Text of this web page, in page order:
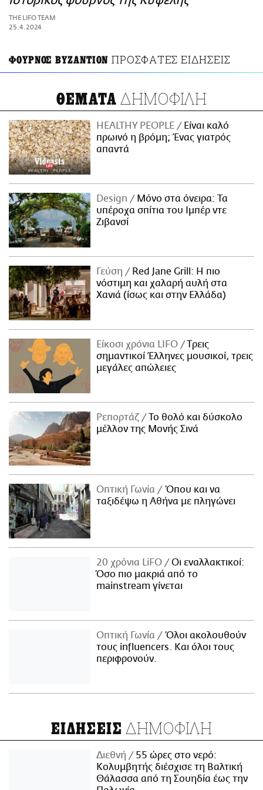
ΑΜΠΑ
PRINT
THE LIFO TEAM
25.4.2024
ΦΟΥΡΝΟΣ ΒΥΖΑΝΤΙΟΝ ΠΡΟΣΦΑΤΕΣ ΕΙΔΗΣΕΙΣ
ΘΕΜΑΤΑ ΔΗΜΟΦΙΛΗ
HEALTHY PEOPLE
Είναι καλό
πρωινό η βρόμη; Ένας γιατρός
απαντά
Design
Μόνο στα όνειρα: Τα
υπέροχα σπίτια του Ιμπέρ ντε
Ζιβανσί
Γεύση
Red Jane Grill: Η πιο
νόστιμη και χαλαρή αυλή στα
Χανιά (ίσως και στην Ελλάδα)
Είκοσι χρόνια LIFO
Tρεις
σημαντικοί Έλληνες μουσικοί, τρεις
μεγάλες απώλειες
Ρεπορτάζ
Το θολό και δύσκολο
μέλλον της Μονής Σινά
Οπτική Γωνία
Όπου και να
ταξιδέψω η Αθήνα με πληγώνει
20 χρόνια LiFO
Οι εναλλακτικοί:
Όσο πιο μακριά από το
mainstream γίνεται
Οπτική Γωνία
Όλοι ακολουθούν
τους influencers. Και όλοι τους
περιφρονούν.
ΕΙΔΗΣΕΙΣ ΔΗΜΟΦΙΛΗ
Διεθνή
55 ώρες στο νερό:
Κολυμβητής διέσχισε τη Βαλτική
Θάλασσα από τη Σουηδία έως την